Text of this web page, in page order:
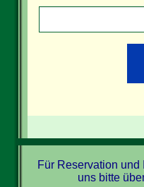
Für Reservation
uns bitte